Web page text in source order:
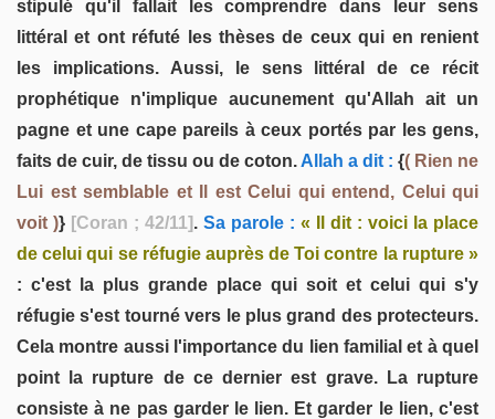
stipulé qu'il fallait les comprendre dans leur sens
littéral et ont réfuté les thèses de ceux qui en renient
les implications. Aussi, le sens littéral de ce récit
prophétique n'implique aucunement qu'Allah ait un
pagne et une cape pareils à ceux portés par les gens,
faits de cuir, de tissu ou de coton. Allah a dit : {( Rien ne
Lui est semblable et Il est Celui qui entend, Celui qui
voit )} [Coran ; 42/11]. Sa parole : « Il dit : voici la place
de celui qui se réfugie auprès de Toi contre la rupture »
: c'est la plus grande place qui soit et celui qui s'y
réfugie s'est tourné vers le plus grand des protecteurs.
Cela montre aussi l'importance du lien familial et à quel
point la rupture de ce dernier est grave. La rupture
consiste à ne pas garder le lien. Et garder le lien, c'est